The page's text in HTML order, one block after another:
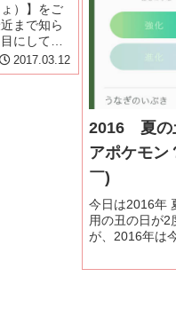
）】をご
まで知ら
にしてい
おのれ)の書
の書の事
2017.03.12
2016 夏の
アポケモ
￣)
今日は2016年
用の丑の日が2
が、2016年は
去最高の